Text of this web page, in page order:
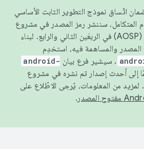
من عام 2026، ولضمان اتّساق نموذج التطوير الثابت الأساسي
المتكامل، سننشر رمز المصدر في مشروع
Android مفتوح المصدر (AOSP) في الربعَين الثاني والرابع. لبناء
. سيشير فرع بيان android-
إلى أحدث إصدار تم نشره في مشروع
.